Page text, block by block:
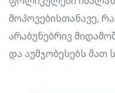
მოპოვებისთანავე,
არაბუნებრივ
და აუმჯობესებს მათ